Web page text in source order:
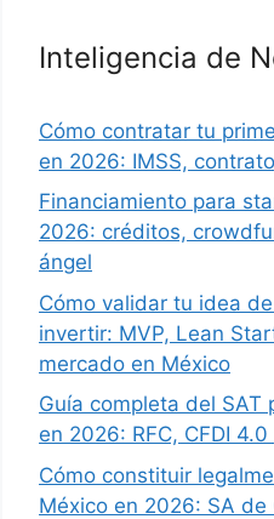
Inteligencia de
Cómo contratar tu
en 2026: IMSS,
Financiamiento para
2026: créditos,
ángel
Cómo validar tu idea
invertir: MVP, Lean
mercado en México
Guía completa del SAT
en 2026: RFC, CFDI
Cómo constituir
México en 2026: SA de